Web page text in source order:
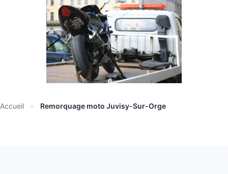
Accueil » Remorquage moto Juvisy-Sur-Orge